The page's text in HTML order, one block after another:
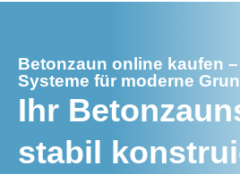
Betonzaun online kaufen
Systeme für moderne
Ihr
stabil